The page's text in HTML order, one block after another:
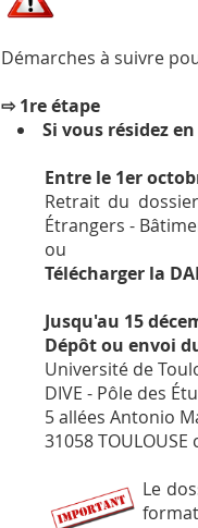
Démarches à suivre
⇨ 1re étape
Si vous résidez
Entre le 1er
Retrait du
Étrangers -
ou
Télécharger la
Jusqu'au 15
Dépôt ou envoi
Université de
DIVE - Pôle des
5 allées Antonio
31058 TOULOUSE
Le